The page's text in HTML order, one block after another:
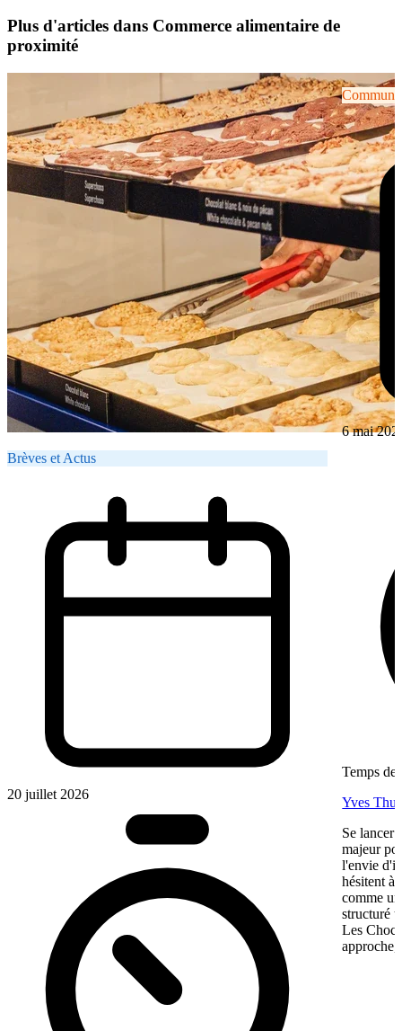
Plus d'articles dans Commerce alimentaire de
proximité
Brèves et Actus
20 juillet 2026
6 mai
Temps de
Yves
Se lancer
majeur
l'envie
hésitent à
comme
structuré
Les
approche,